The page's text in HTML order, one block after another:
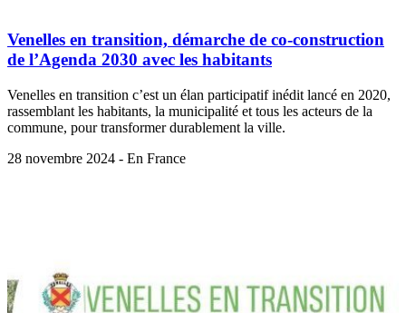
Venelles en transition, démarche de co-construction
de l’Agenda 2030 avec les habitants
Venelles en transition c’est un élan participatif inédit lancé en 2020,
rassemblant les habitants, la municipalité et tous les acteurs de la
commune, pour transformer durablement la ville.
28 novembre 2024 - En France